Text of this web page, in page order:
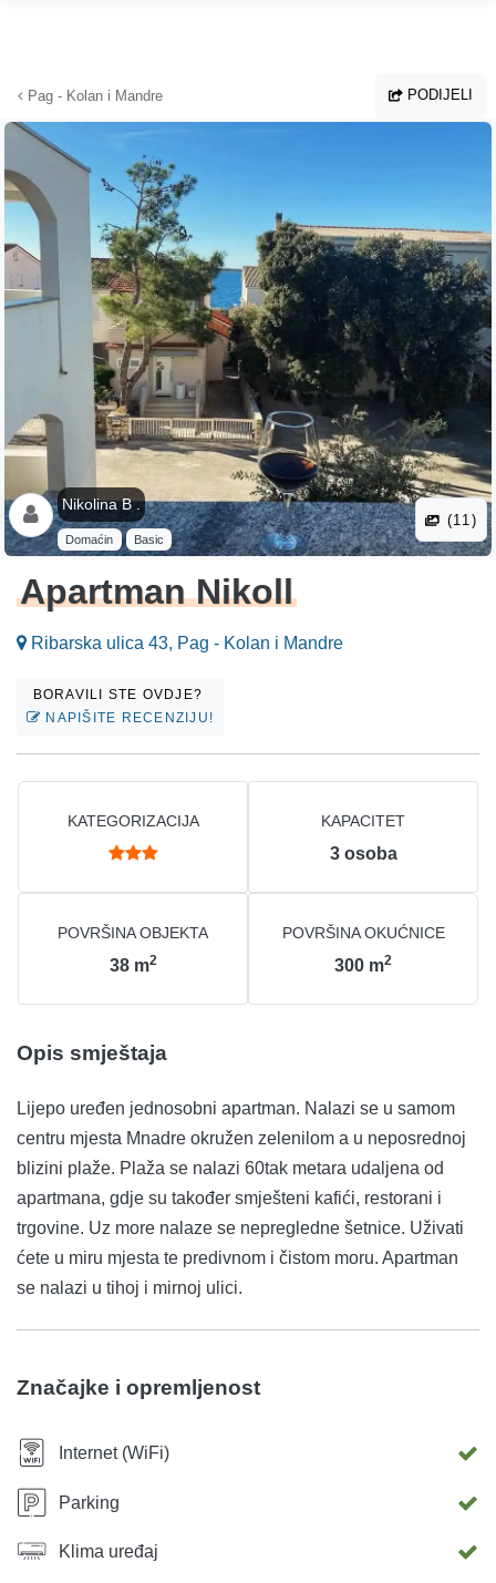
Pag - Kolan i Mandre PODIJELI
Nikolina B .
Domaćin Basic
(11)
Apartman Nikoll
Ribarska ulica 43, Pag - Kolan i Mandre
BORAVILI STE OVDJE?
NAPIŠITE RECENZIJU!
KATEGORIZACIJA KAPACITET
3 osoba
POVRŠINA OBJEKTA
38 m2
POVRŠINA OKUĆNICE
300 m2
Opis smještaja
Lijepo uređen jednosobni apartman. Nalazi se u samom
centru mjesta Mnadre okružen zelenilom a u neposrednoj
blizini plaže. Plaža se nalazi 60tak metara udaljena od
apartmana, gdje su također smješteni kafići, restorani i
trgovine. Uz more nalaze se nepregledne šetnice. Uživati
ćete u miru mjesta te predivnom i čistom moru. Apartman
se nalazi u tihoj i mirnoj ulici.
Značajke i opremljenost
Internet (WiFi)
Parking
Klima uređaj